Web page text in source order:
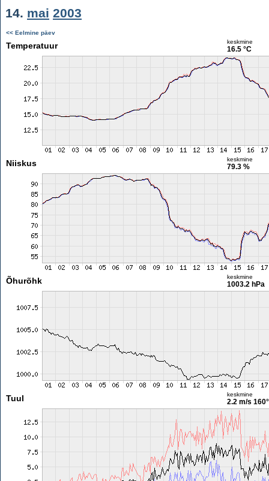
14. mai 2003
<< Eelmine päev
Temperatuur keskmine
16.5 °C
Niiskus keskmine
79.3 %
Õhurõhk keskmine
1003.2 hPa
Tuul keskmine
2.2 m/s 160°